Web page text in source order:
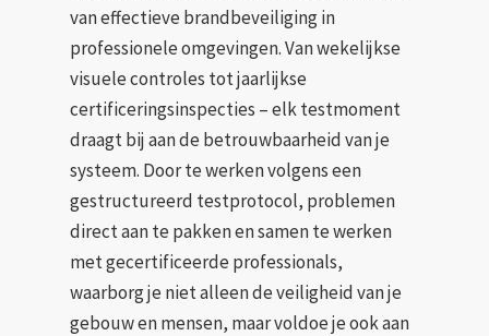
van effectieve brandbeveiliging in
professionele omgevingen. Van wekelijkse
visuele controles tot jaarlijkse
certificeringsinspecties – elk testmoment
draagt bij aan de betrouwbaarheid van je
systeem. Door te werken volgens een
gestructureerd testprotocol, problemen
direct aan te pakken en samen te werken
met gecertificeerde professionals,
waarborg je niet alleen de veiligheid van je
gebouw en mensen, maar voldoe je ook aan